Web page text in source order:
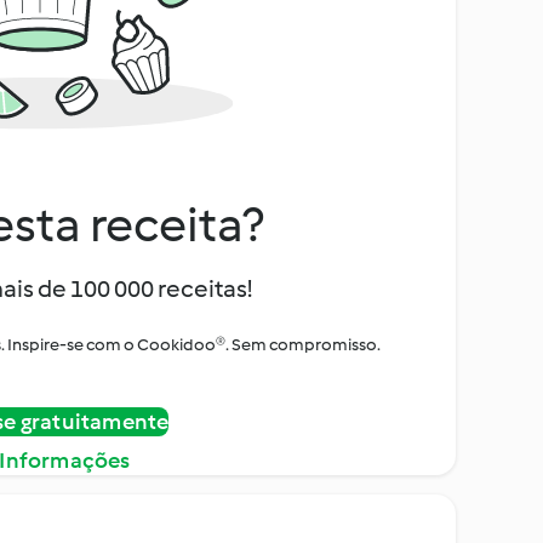
receita?
de 100 000 receitas!
Inspire-se com o Cookidoo®. Sem compromisso.
gratuitamente